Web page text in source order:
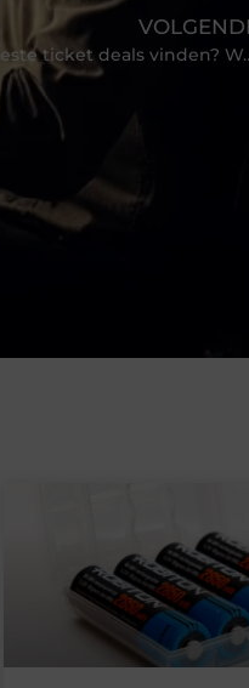
Hoe kun je de beste